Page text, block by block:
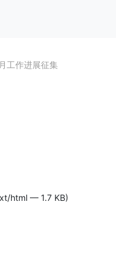
工作进展征集
html — 1.7 KB)